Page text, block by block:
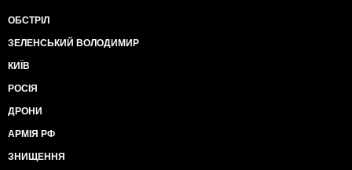
ОБСТРІЛ
ЗЕЛЕНСЬКИЙ ВОЛОДИМИР
КИЇВ
РОСІЯ
ДРОНИ
АРМІЯ РФ
ЗНИЩЕННЯ